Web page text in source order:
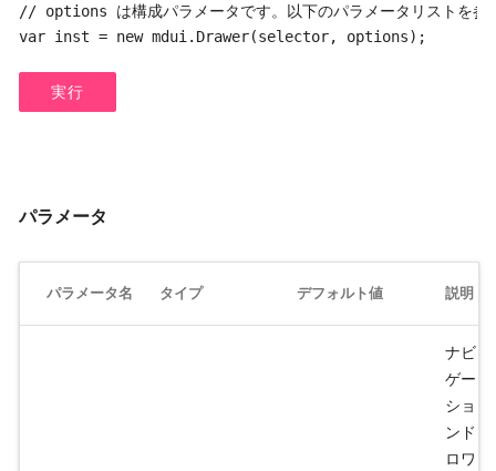
// options は構成パラメータです。以下のパラメータリストを参
var inst = new mdui.Drawer(selector, options);
実行
パラメータ
パラメータ名 タイプ デフォルト値 説明
ナビ
ゲー
ショ
ンド
ロワ